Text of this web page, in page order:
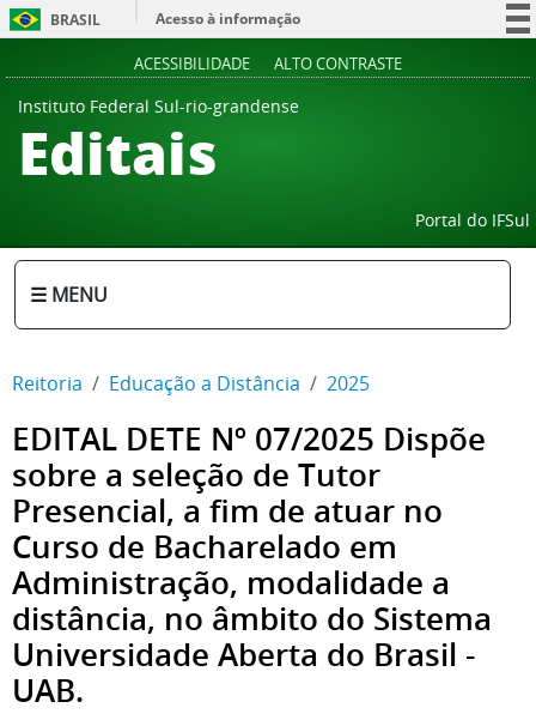
BRASIL
Acesso à informação
ACESSIBILIDADE ALTO CONTRASTE
Instituto Federal Sul-rio-grandense
Editais
Portal do IFSul
☰ MENU
Reitoria Educação a Distância 2025
EDITAL DETE Nº 07/2025 Dispõe
sobre a seleção de Tutor
Presencial, a fim de atuar no
Curso de Bacharelado em
Administração, modalidade a
distância, no âmbito do Sistema
Universidade Aberta do Brasil -
UAB.